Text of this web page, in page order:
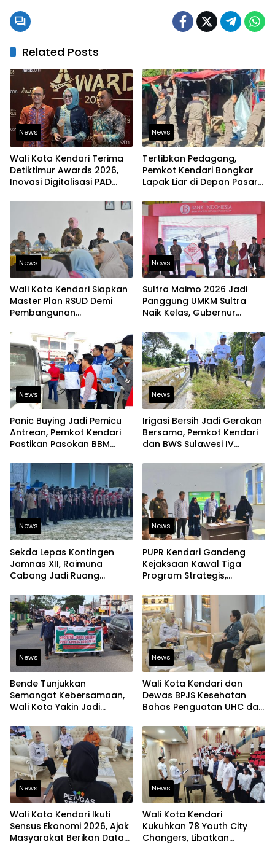
Related Posts
News
Wali Kota Kendari Terima
Detiktimur Awards 2026,
Inovasi Digitalisasi PAD
News
Tertibkan Pedagang,
Pemkot Kendari Bongkar
Lapak Liar di Depan Pasar
News
Wali Kota Kendari Siapkan
Master Plan RSUD Demi
Pembangunan
News
Sultra Maimo 2026 Jadi
Panggung UMKM Sultra
Naik Kelas, Gubernur
Tembus Pasar Ekspor
News
Panic Buying Jadi Pemicu
Antrean, Pemkot Kendari
Pastikan Pasokan BBM
News
Irigasi Bersih Jadi Gerakan
Bersama, Pemkot Kendari
dan BWS Sulawesi IV
Pangan
News
Sekda Lepas Kontingen
Jamnas XII, Raimuna
Cabang Jadi Ruang
dan Berjiwa Pemimpin
News
PUPR Kendari Gandeng
Kejaksaan Kawal Tiga
Program Strategis,
Bangun Infrastruktur
Berintegritas
News
Bende Tunjukkan
Semangat Kebersamaan,
Wali Kota Yakin Jadi
Lain
News
Wali Kota Kendari dan
Dewas BPJS Kesehatan
Bahas Penguatan UHC dan
Kesehatan
News
Wali Kota Kendari Ikuti
Sensus Ekonomi 2026, Ajak
Masyarakat Berikan Data
News
Wali Kota Kendari
Kukuhkan 78 Youth City
Changers, Libatkan